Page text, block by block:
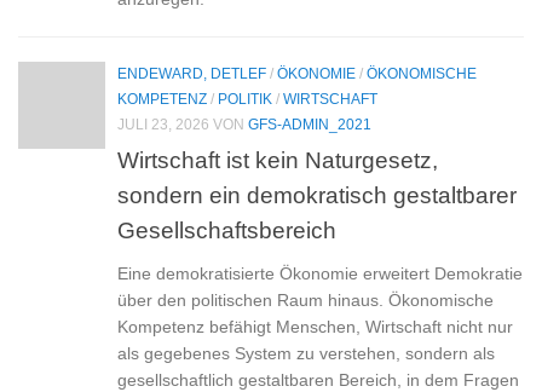
ENDEWARD, DETLEF / ÖKONOMIE / ÖKONOMISCHE
KOMPETENZ / POLITIK / WIRTSCHAFT
JULI 23, 2026 VON GFS-ADMIN_2021
Wirtschaft ist kein Naturgesetz,
sondern ein demokratisch gestaltbarer
Gesellschaftsbereich
Eine demokratisierte Ökonomie erweitert Demokratie
über den politischen Raum hinaus. Ökonomische
Kompetenz befähigt Menschen, Wirtschaft nicht nur
als gegebenes System zu verstehen, sondern als
gesellschaftlich gestaltbaren Bereich, in dem Fragen